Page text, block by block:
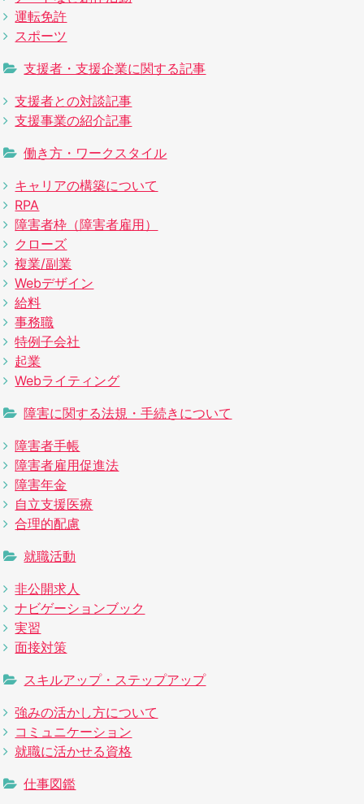
運転免許
スポーツ
支援者・支援企業に関する記事
支援者との対談記事
支援事業の紹介記事
働き方・ワークスタイル
キャリアの構築について
RPA
障害者枠（障害者雇用）
クローズ
複業/副業
Webデザイン
給料
事務職
特例子会社
起業
Webライティング
障害に関する法規・手続きについて
障害者手帳
障害者雇用促進法
障害年金
自立支援医療
合理的配慮
就職活動
非公開求人
ナビゲーションブック
実習
面接対策
スキルアップ・ステップアップ
強みの活かし方について
コミュニケーション
就職に活かせる資格
仕事図鑑